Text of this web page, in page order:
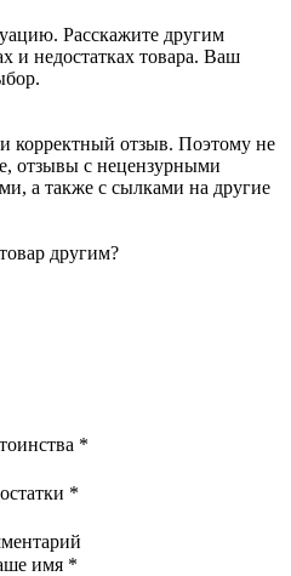
Расскажите другим
и недостатках товара. Ваш
корректный отзыв. Поэтому не
отзывы с нецензурными
а также с сылками на другие
другим?
*
*
имя *